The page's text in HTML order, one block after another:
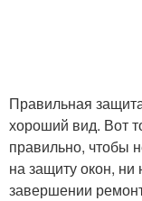
Правильная
хороший вид. Вот
правильно, чтобы
на защиту окон,
завершении